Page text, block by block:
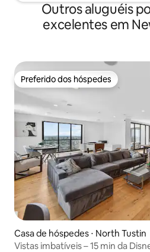
Outros aluguéis
excelentes em
Preferido dos hóspedes
Preferido dos hóspedes
Casa de hóspedes ⋅ North Tustin
Vistas imbatíveis – 15 min da